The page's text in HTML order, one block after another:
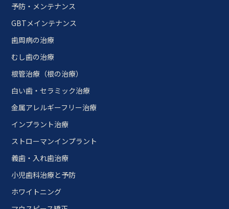
予防・メンテナンス
GBTメインテナンス
歯周病の治療
むし歯の治療
根管治療（根の治療）
白い歯・セラミック治療
金属アレルギーフリー治療
インプラント治療
ストローマンインプラント
義歯・入れ歯治療
小児歯科治療と予防
ホワイトニング